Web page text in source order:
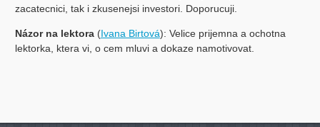
zacatecnici, tak i zkusenejsi investori. Doporucuji.
Názor na lektora(Ivana Birtová): Velice prijemna a ochotna
lektorka, ktera vi, o cem mluvi a dokaze namotivovat.